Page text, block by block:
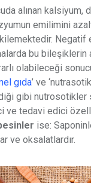
alınan kalsiyum,
emilimini
Negatif
bu bileşiklerin
olabileceği
gıda’ ve
gibi nutrosotikler
ve tedavi edici
ise:
ve oksalatlardır.